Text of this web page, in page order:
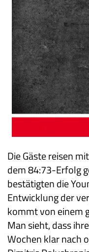
Die Gäste reisen
dem 84:73-Erfolg
bestätigten die
Entwicklung der
kommt von einem
Man sieht, dass
Wochen klar nach